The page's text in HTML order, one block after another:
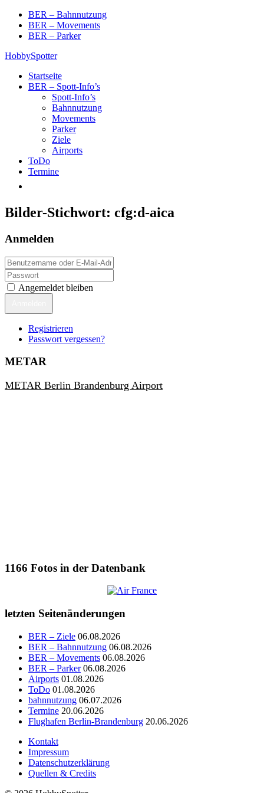
Skip
content
BER – Bahnnutzung
BER – Movements
BER – Parker
HobbySpotter
Startseite
BER – Spott-Info’s
Spott-Info’s
Bahnnutzung
Movements
Parker
Ziele
Airports
ToDo
Termine
Bilder-Stichwort: cfg:d-aica
Anmelden
Angemeldet bleiben
Registrieren
Passwort vergessen?
METAR
METAR Berlin Brandenburg Airport
1166 Fotos in der Datenbank
letzten Seitenänderungen
BER – Ziele 06.08.2026
BER – Bahnnutzung 06.08.2026
BER – Movements 06.08.2026
BER – Parker 06.08.2026
Airports 01.08.2026
ToDo 01.08.2026
bahnnutzung 06.07.2026
Termine 20.06.2026
Flughafen Berlin-Brandenburg 20.06.2026
Kontakt
Impressum
Datenschutzerklärung
Quellen & Credits